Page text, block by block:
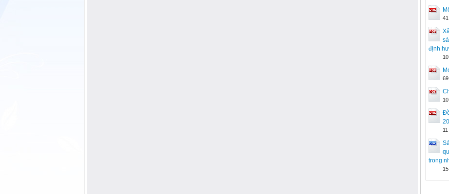
định
trong